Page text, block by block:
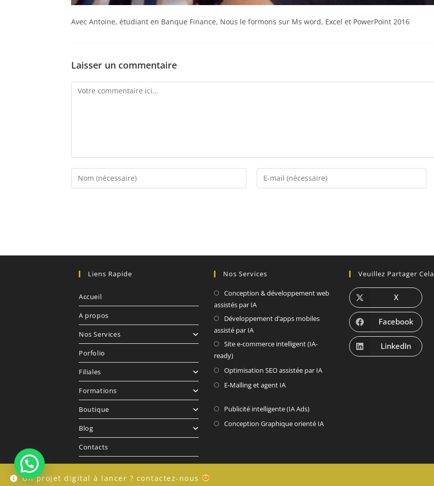
Un projet digital à lancer ? contactez-nous
Avec Antoine, étudiant en Banque Finance, Nous le formons sur Ms word, Excel et PowerPoint 2016
Laisser un commentaire
Liens Rapide
Accueil
A propos
Nos Services
Porfolio
Filiales
Formations
Boutique
Blog
Contacts
Nos Services
Conception & développement web
assistés par IA
Développement d’apps mobiles
assisté par IA
Site e-commerce intelligent (IA-
ready)
Optimisation SEO assistée par IA
E-Malling et agent IA
Publicité intelligente (IA Ads)
Conception Graphique orienté IA
Veuillez Partager Cela
X
Facebook
LinkedIn
Besoin de se digitaliser ?